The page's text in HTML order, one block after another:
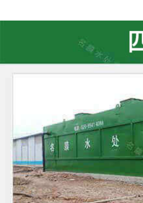
凉山州（李经理）2个小时前
广安（祝总）10分钟前
成都（吴经理）1天前 159...
泸州（朱经理）5天前 182...